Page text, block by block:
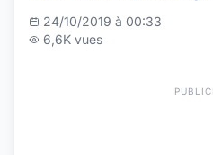
24/10/2019 à 00:33
6,6K vues